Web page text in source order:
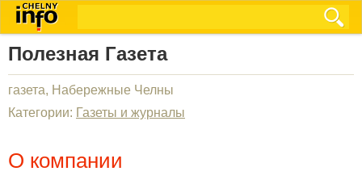
Полезная Газета
газета, Набережные Челны
Категории: Газеты и журналы
О компании